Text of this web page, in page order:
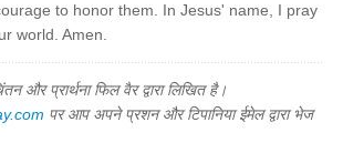
to honor them. In Jesus' name, I pray
world. Amen.
और प्रार्थना फिल वैर द्वारा लिखित है।
पर आप अपने प्रशन और टिपानिया ईमेल द्वारा भेज